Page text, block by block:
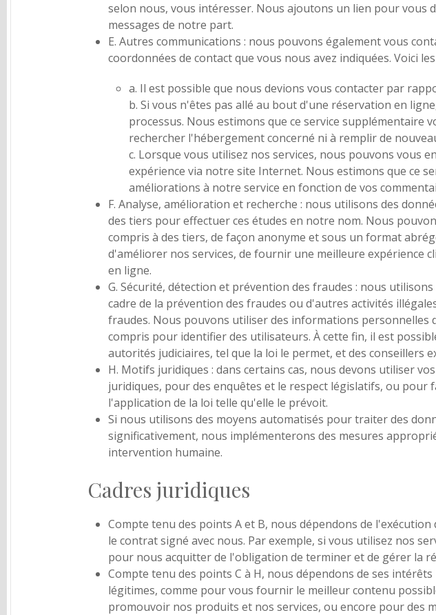
selon nous, vous intéresser. Nous ajoutons un lien pour vous
messages de notre part.
E. Autres communications : nous pouvons également vous
coordonnées de contact que vous nous avez indiquées. Voici
a. Il est possible que nous devions vous contacter par
b. Si vous n'êtes pas allé au bout d'une réservation en
processus. Nous estimons que ce service
rechercher l'hébergement concerné ni à remplir de
c. Lorsque vous utilisez nos services, nous pouvons vous
expérience via notre site Internet. Nous estimons que ce
améliorations à notre service en fonction de vos
F. Analyse, amélioration et recherche : nous utilisons des
des tiers pour effectuer ces études en notre nom. Nous
compris à des tiers, de façon anonyme et sous un format
d'améliorer nos services, de fournir une meilleure expérience
en ligne.
G. Sécurité, détection et prévention des fraudes : nous
cadre de la prévention des fraudes ou d'autres activités
fraudes. Nous pouvons utiliser des informations personnelles
compris pour identifier des utilisateurs. À cette fin, il est
autorités judiciaires, tel que la loi le permet, et des conseillers
H. Motifs juridiques : dans certains cas, nous devons utiliser
juridiques, pour des enquêtes et le respect législatifs, ou pour
l'application de la loi telle qu'elle le prévoit.
Si nous utilisons des moyens automatisés pour traiter des
significativement, nous implémenterons des mesures
intervention humaine.
Cadres juridiques
Compte tenu des points A et B, nous dépendons de
le contrat signé avec nous. Par exemple, si vous utilisez nos
pour nous acquitter de l'obligation de terminer et de gérer la
Compte tenu des points C à H, nous dépendons de ses
légitimes, comme pour vous fournir le meilleur contenu
promouvoir nos produits et nos services, ou encore pour des